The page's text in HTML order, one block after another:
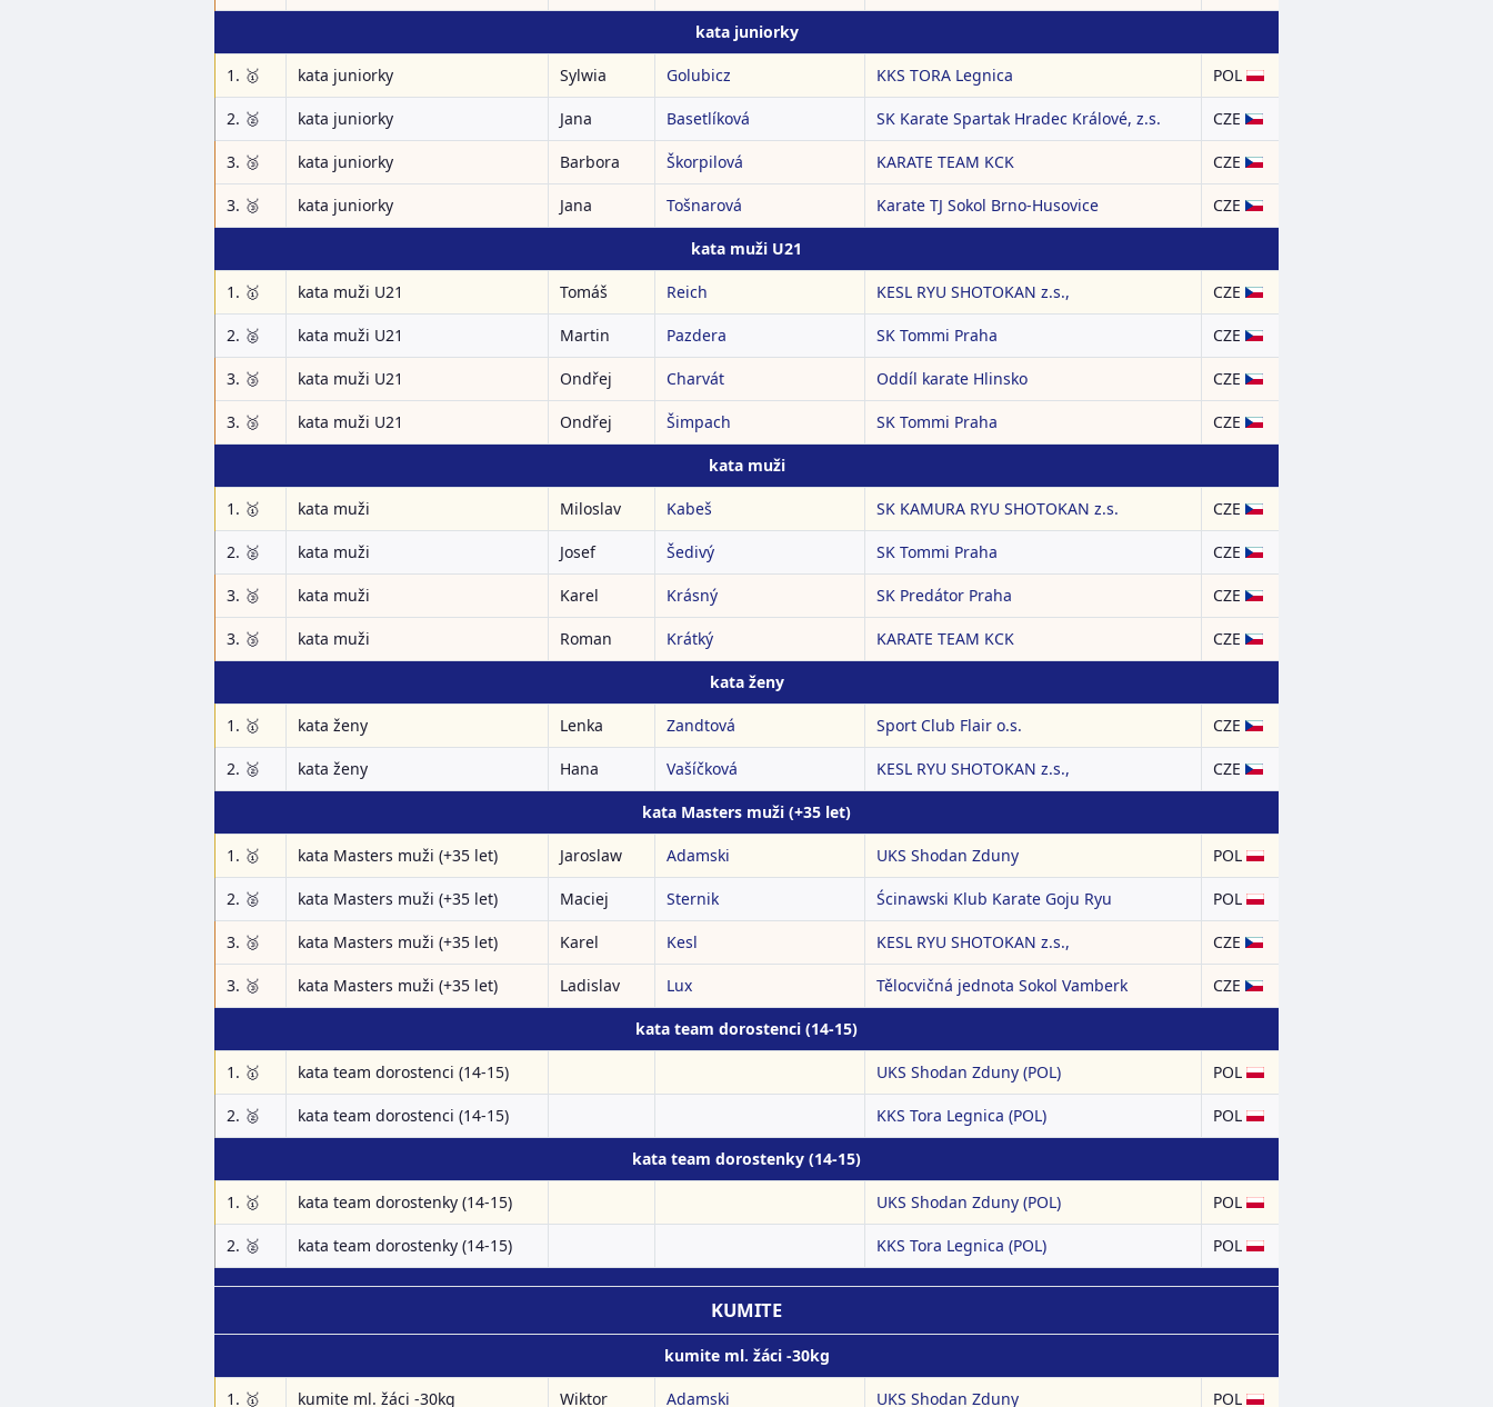
kata juniorky
1. 🥇 kata juniorky Sylwia Golubicz KKS TORA Legnica POL
2. 🥈 kata juniorky Jana Basetlíková SK Karate Spartak Hradec Králové, z.s. CZE
3. 🥉 kata juniorky Barbora Škorpilová KARATE TEAM KCK CZE
3. 🥉 kata juniorky Jana Tošnarová Karate TJ Sokol Brno-Husovice CZE
kata muži U21
1. 🥇 kata muži U21 Tomáš Reich KESL RYU SHOTOKAN z.s., CZE
2. 🥈 kata muži U21 Martin Pazdera SK Tommi Praha CZE
3. 🥉 kata muži U21 Ondřej Charvát Oddíl karate Hlinsko CZE
3. 🥉 kata muži U21 Ondřej Šimpach SK Tommi Praha CZE
kata muži
1. 🥇 kata muži Miloslav Kabeš SK KAMURA RYU SHOTOKAN z.s. CZE
2. 🥈 kata muži Josef Šedivý SK Tommi Praha CZE
3. 🥉 kata muži Karel Krásný SK Predátor Praha CZE
3. 🥉 kata muži Roman Krátký KARATE TEAM KCK CZE
kata ženy
1. 🥇 kata ženy Lenka Zandtová Sport Club Flair o.s. CZE
2. 🥈 kata ženy Hana Vašíčková KESL RYU SHOTOKAN z.s., CZE
kata Masters muži (+35 let)
1. 🥇 kata Masters muži (+35 let) Jaroslaw Adamski UKS Shodan Zduny POL
2. 🥈 kata Masters muži (+35 let) Maciej Sternik Ścinawski Klub Karate Goju Ryu POL
3. 🥉 kata Masters muži (+35 let) Karel Kesl KESL RYU SHOTOKAN z.s., CZE
3. 🥉 kata Masters muži (+35 let) Ladislav Lux Tělocvičná jednota Sokol Vamberk CZE
kata team dorostenci (14-15)
1. 🥇 kata team dorostenci (14-15) UKS Shodan Zduny (POL) POL
2. 🥈 kata team dorostenci (14-15) KKS Tora Legnica (POL) POL
kata team dorostenky (14-15)
1. 🥇 kata team dorostenky (14-15) UKS Shodan Zduny (POL) POL
2. 🥈 kata team dorostenky (14-15) KKS Tora Legnica (POL) POL
KUMITE
kumite ml. žáci -30kg
1. 🥇 kumite ml. žáci -30kg Wiktor Adamski UKS Shodan Zduny POL